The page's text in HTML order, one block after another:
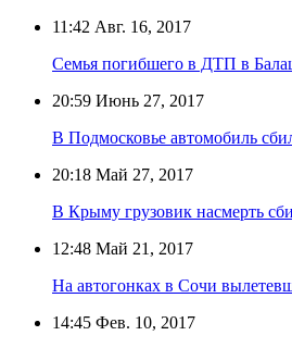
11:42 Авг. 16, 2017
Семья погибшего в ДТП в
20:59 Июнь 27, 2017
В Подмосковье автомобиль
20:18 Май 27, 2017
В Крыму грузовик насмерть
12:48 Май 21, 2017
На автогонках в Сочи
14:45 Фев. 10, 2017